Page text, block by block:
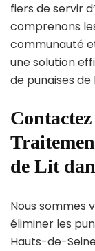
fiers de servir
comprenons
communauté
une solution
de punaises de
de Lit
Nous sommes
éliminer les
Hauts-de-